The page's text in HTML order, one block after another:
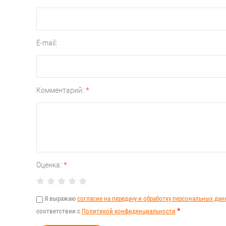
E-mail:
Комментарий: *
Оценка: *
Я выражаю согласие на передачу и обработку персональных
соответствии с Политикой конфиденциальности *